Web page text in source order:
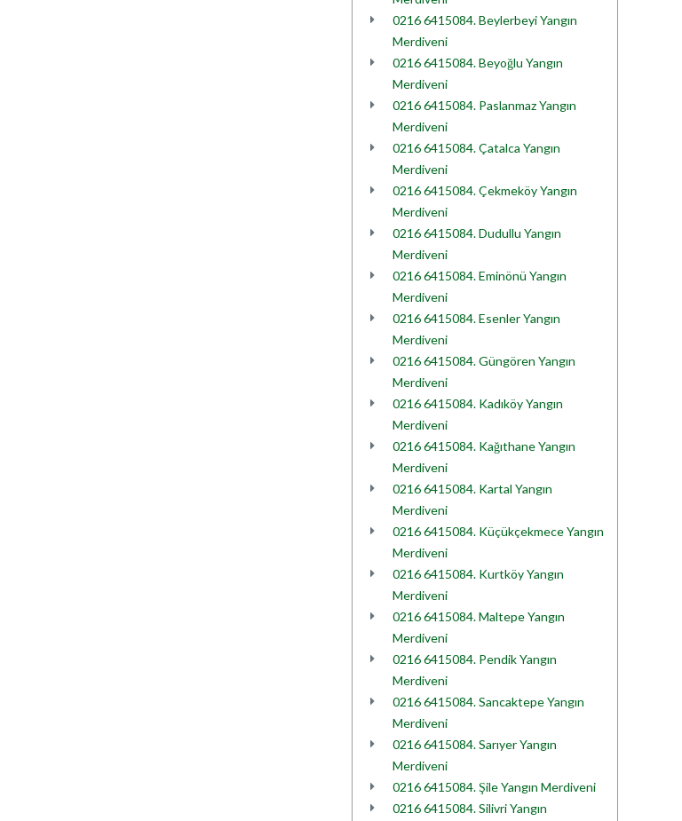
0216 6415084. Beylerbeyi Yangın
Merdiveni
0216 6415084. Beyoğlu Yangın
Merdiveni
0216 6415084. Paslanmaz Yangın
Merdiveni
0216 6415084. Çatalca Yangın
Merdiveni
0216 6415084. Çekmeköy Yangın
Merdiveni
0216 6415084. Dudullu Yangın
Merdiveni
0216 6415084. Eminönü Yangın
Merdiveni
0216 6415084. Esenler Yangın
Merdiveni
0216 6415084. Güngören Yangın
Merdiveni
0216 6415084. Kadıköy Yangın
Merdiveni
0216 6415084. Kağıthane Yangın
Merdiveni
0216 6415084. Kartal Yangın
Merdiveni
0216 6415084. Küçükçekmece Yangın
Merdiveni
0216 6415084. Kurtköy Yangın
Merdiveni
0216 6415084. Maltepe Yangın
Merdiveni
0216 6415084. Pendik Yangın
Merdiveni
0216 6415084. Sancaktepe Yangın
Merdiveni
0216 6415084. Sarıyer Yangın
Merdiveni
0216 6415084. Şile Yangın Merdiveni
0216 6415084. Silivri Yangın